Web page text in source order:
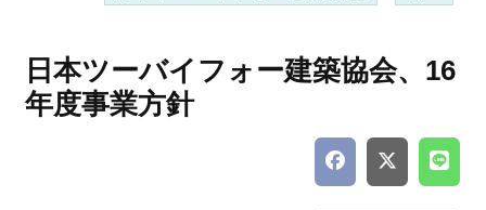
日本ツーバイフォー建築協会、16
年度事業方針